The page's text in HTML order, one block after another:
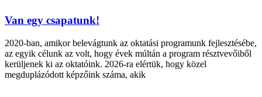
Van egy csapatunk!
2020-ban, amikor belevágtunk az oktatási programunk fejlesztésébe,
az egyik célunk az volt, hogy évek múltán a program résztvevőiből
kerüljenek ki az oktatóink. 2026-ra elértük, hogy közel
megduplázódott képzőink száma, akik